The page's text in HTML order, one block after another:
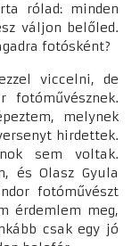
rólad: minden
váljon belőled.
fotósként?
viccelni, de
fotóművésznek.
melynek
hirdettek.
sem voltak.
és Olasz Gyula
fotóművészt
érdemlem meg,
csak egy jó